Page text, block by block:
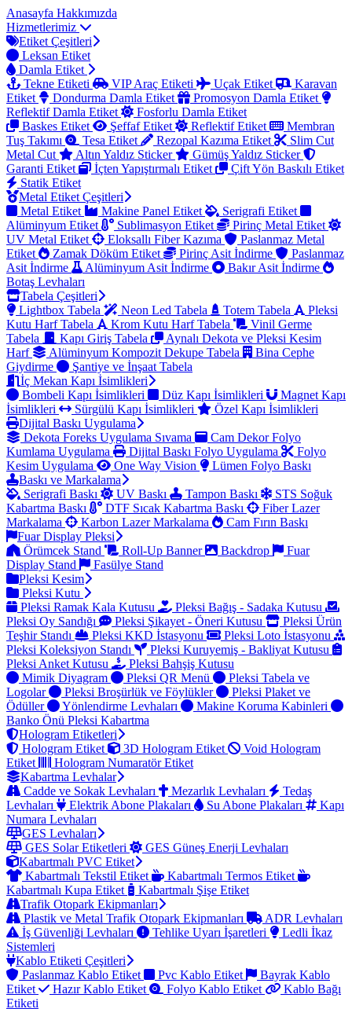
Anasayfa Hakkımızda
Hizmetlerimiz
Etiket Çeşitleri
Leksan Etiket
Damla Etiket
Tekne Etiketi
VIP Araç Etiketi Uçak Etiket
Karavan
Etiket
Dondurma Damla Etiket
Promosyon Damla Etiket
Reflektif Damla Etiket
Fosforlu Damla Etiket
Baskes Etiket
Şeffaf Etiket Reflektif Etiket
Membran
Tuş Takımı
Tesa Etiket Rezopal Kazıma Etiket
Slim Cut
Metal Cut
Altın Yaldız Sticker
Gümüş Yaldız Sticker
Garanti Etiket
İçten Yapıştırmalı Etiket
Çift Yön Baskılı Etiket
Statik Etiket
Metal Etiket Çeşitleri
Metal Etiket
Makine Panel Etiket
Serigrafi Etiket
Alüminyum Etiket
Sublimasyon Etiket
Pirinç Metal Etiket
UV Metal Etiket
Eloksallı Fiber Kazıma
Paslanmaz Metal
Etiket
Zamak Döküm Etiket Pirinç Asit İndirme
Paslanmaz
Asit İndirme
Alüminyum Asit İndirme
Bakır Asit İndirme
Botaş Levhaları
Tabela Çeşitleri
Lightbox Tabela
Neon Led Tabela Totem Tabela
Pleksi
Kutu Harf Tabela
Krom Kutu Harf Tabela
Vinil Germe
Tabela
Kapı Giriş Tabela
Aynalı Dekota ve Pleksi Kesim
Harf
Alüminyum Kompozit Dekupe Tabela
Bina Cephe
Giydirme
Şantiye ve İnşaat Tabela
İç Mekan Kapı İsimlikleri
Bombeli Kapı İsimlikleri
Düz Kapı İsimlikleri
Magnet Kapı
İsimlikleri
Sürgülü Kapı İsimlikleri
Özel Kapı İsimlikleri
Dijital Baskı Uygulama
Dekota Foreks Uygulama Sıvama
Cam Dekor Folyo
Kumlama Uygulama
Dijital Baskı Folyo Uygulama
Folyo
Kesim Uygulama
One Way Vision
Lümen Folyo Baskı
Baskı ve Markalama
Serigrafi Baskı
UV Baskı Tampon Baskı
STS Soğuk
Kabartma Baskı
DTF Sıcak Kabartma Baskı
Fiber Lazer
Markalama
Karbon Lazer Markalama
Cam Fırın Baskı
Fuar Display Pleksi
Örümcek Stand
Roll-Up Banner Backdrop
Fuar
Display Stand
Fasülye Stand
Pleksi Kesim
Pleksi Kutu
Pleksi Ramak Kala Kutusu
Pleksi Bağış - Sadaka Kutusu
Pleksi Oy Sandığı
Pleksi Şikayet - Öneri Kutusu
Pleksi Ürün
Teşhir Standı
Pleksi KKD İstasyonu
Pleksi Loto İstasyonu
Pleksi Koleksiyon Standı
Pleksi Kuruyemiş - Bakliyat Kutusu
Pleksi Anket Kutusu
Pleksi Bahşiş Kutusu
Mimik Diyagram
Pleksi QR Menü
Pleksi Tabela ve
Logolar
Pleksi Broşürlük ve Föylükler
Pleksi Plaket ve
Ödüller
Yönlendirme Levhaları
Makine Koruma Kabinleri
Banko Önü Pleksi Kabartma
Hologram Etiketleri
Hologram Etiket
3D Hologram Etiket
Void Hologram
Etiket
Hologram Numaratör Etiket
Kabartma Levhalar
Cadde ve Sokak Levhaları
Mezarlık Levhaları
Tedaş
Levhaları
Elektrik Abone Plakaları Su Abone Plakaları
Kapı
Numara Levhaları
GES Levhaları
GES Solar Etiketleri
GES Güneş Enerji Levhaları
Kabartmalı PVC Etiket
Kabartmalı Tekstil Etiket
Kabartmalı Termos Etiket
Kabartmalı Kupa Etiket
Kabartmalı Şişe Etiket
Trafik Otopark Ekipmanları
Plastik ve Metal Trafik Otopark Ekipmanları
ADR Levhaları
İş Güvenliği Levhaları
Tehlike Uyarı İşaretleri
Ledli İkaz
Sistemleri
Kablo Etiketi Çeşitleri
Paslanmaz Kablo Etiket
Pvc Kablo Etiket
Bayrak Kablo
Etiket
Hazır Kablo Etiket Folyo Kablo Etiket
Kablo Bağı
Etiketi